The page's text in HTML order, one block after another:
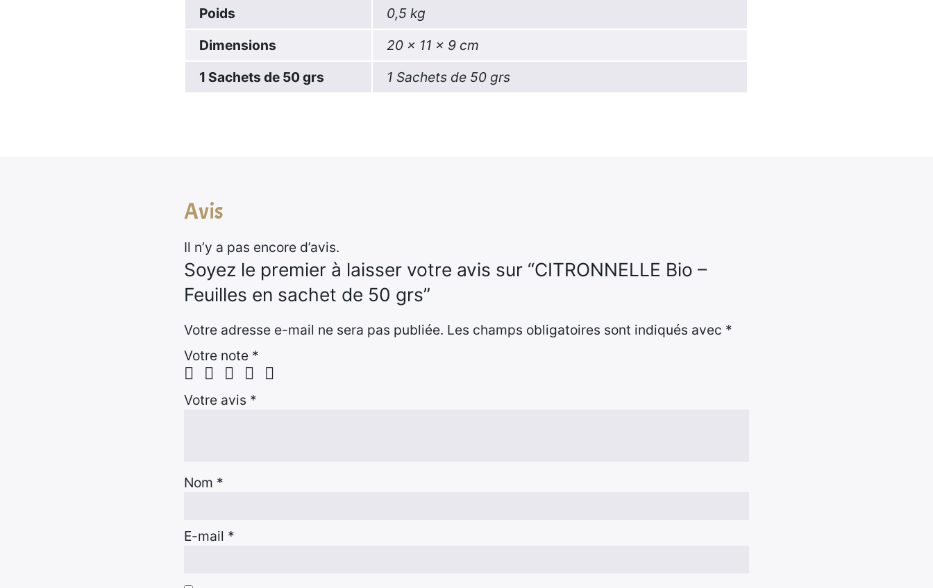
Poids
0,5 kg
Dimensions
20 × 11 × 9 cm
1 Sachets de 50 grs
1 Sachets de 50 grs
Avis
Il n’y a pas encore d’avis.
Soyez le premier à laisser votre avis sur “CITRONNELLE Bio –
Feuilles en sachet de 50 grs”
Votre adresse e-mail ne sera pas publiée. Les champs obligatoires sont indiqués avec *
Votre note *
Votre avis *
Nom *
E-mail *